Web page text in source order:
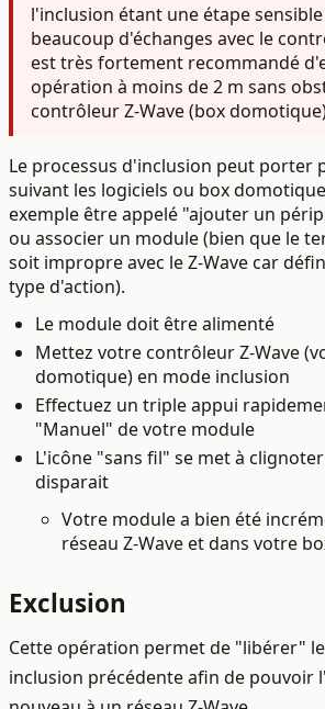
l'inclusion étant une étape
beaucoup d'échanges avec le
esttrès fortement recommandé
opération à moins de 2 m sans
contrôleur Z-Wave (box
Le processus d'inclusion peut porter
suivant les logiciels ou box
exemple être appelé "ajouter un
ou associer un module (bien que le
soit impropre avec le Z-Wave car
type d'action).
Le module doit être alimenté
Mettez votre contrôleur Z-Wave
domotique) en mode inclusion
Effectuez un triple appui
"Manuel" de votre module
L'icône "sans fil" se met à
disparait
Votre module a bien été
réseau Z-Wave et dans votre
Exclusion
Cette opération permet de "libérer"
inclusion précédente afin de pouvoir